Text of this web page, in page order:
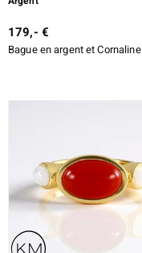
179,- €
Bague en argent et Cornaline